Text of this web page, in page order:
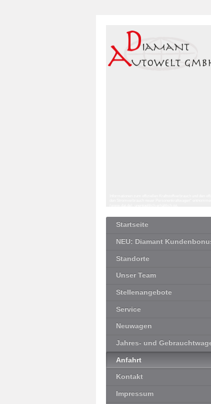
Informationen zum offiziellen Kraftstoffverbrauch und den
Startseite
NEU: Diamant
Standorte
Unser Team
Stellenangebote
Service
Neuwagen
Jahres- und
Anfahrt
Kontakt
Impressum